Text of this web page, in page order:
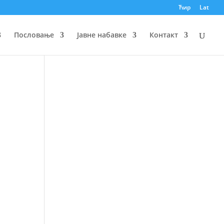
Ћир Lat
Пословање Јавне набавке Контакт